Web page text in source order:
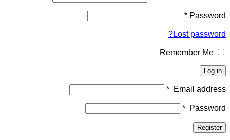
Password
*
Lost password?
Remember Me
Log in
Email address
*
Password
*
Register